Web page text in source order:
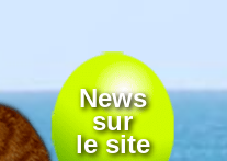
News
sur
le site